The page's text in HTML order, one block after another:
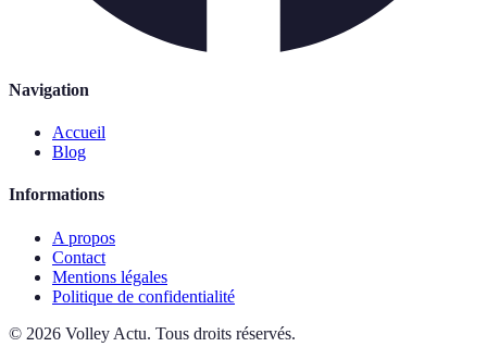
Navigation
Accueil
Blog
Informations
A propos
Contact
Mentions légales
Politique de confidentialité
© 2026 Volley Actu. Tous droits réservés.